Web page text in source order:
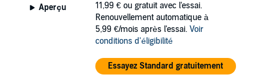
Aperçu 11,99 € ou gratuit avec l'essai.
Renouvellement automatique à
5,99 €/mois après l'essai. Voir
conditions d'éligibilité
Essayez Standard gratuitement